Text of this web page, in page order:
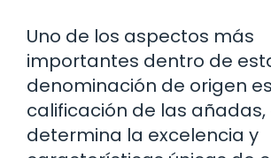
Uno de los aspectos más
importantes dentro de
denominación de origen
calificación de las añadas,
determina la excelencia y